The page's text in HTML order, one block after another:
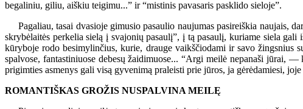
begaliniu, giliu, aiškiu teigimu...” ir “mistinis pavasaris pasklido sieloje”.
Pagaliau, tasai dvasioje gimusio pasaulio naujumas pasireiškia naujais,
skrybėlaitės perkelia sielą į svajonių pasaulį”, į tą pasaulį, kuriame siela
kūryboje rodo besimylinčius, kurie, drauge vaikščiodami ir savo žingsnius
spalvose, fantastiniuose debesų žaidimuose... “Argi meilė nepanaši jūrai,
prigimties asmenys gali visą gyvenimą praleisti prie jūros, ja gėrėdamiesi,
ROMANTIŠKAS GROŽIS NUSPALVINA MEILĘ